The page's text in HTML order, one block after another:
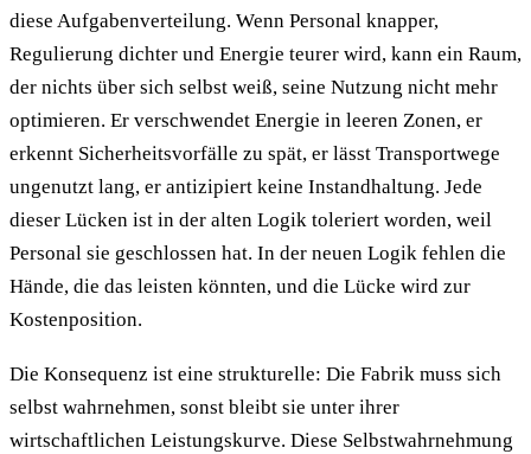
diese Aufgabenverteilung. Wenn Personal knapper,
Regulierung dichter und Energie teurer wird, kann ein Raum,
der nichts über sich selbst weiß, seine Nutzung nicht mehr
optimieren. Er verschwendet Energie in leeren Zonen, er
erkennt Sicherheitsvorfälle zu spät, er lässt Transportwege
ungenutzt lang, er antizipiert keine Instandhaltung. Jede
dieser Lücken ist in der alten Logik toleriert worden, weil
Personal sie geschlossen hat. In der neuen Logik fehlen die
Hände, die das leisten könnten, und die Lücke wird zur
Kostenposition.
Die Konsequenz ist eine strukturelle: Die Fabrik muss sich
selbst wahrnehmen, sonst bleibt sie unter ihrer
wirtschaftlichen Leistungskurve. Diese Selbstwahrnehmung